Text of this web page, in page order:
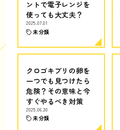
ントで電子レンジを
使っても大丈夫？
2025.07.01
未分類
クロゴキブリの卵を
一つでも見つけたら
危険？その意味と今
すぐやるべき対策
2025.06.30
未分類